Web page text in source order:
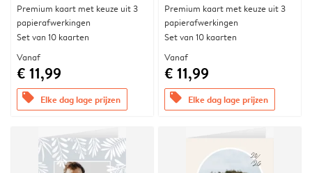
Premium kaart met keuze uit 3
papierafwerkingen
Set van 10 kaarten
Vanaf
€ 11,99
offers Elke dag lage prijzen
Premium kaart met keuze uit 3
papierafwerkingen
Set van 10 kaarten
Vanaf
€ 11,99
offers Elke dag lage prijzen